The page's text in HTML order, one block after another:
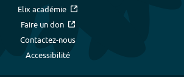
Elix académie
Faire un don
Contactez-nous
Accessibilité